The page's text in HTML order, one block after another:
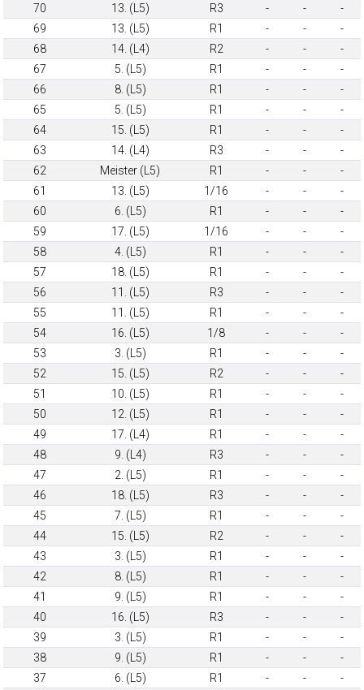
70
13. (L5) R3 - -
-
69
13. (L5) R1 - -
-
68
14. (L4) R2 - -
-
67
5. (L5) R1 - -
-
66
8. (L5) R1 - -
-
65
5. (L5) R1 - -
-
64
15. (L5) R1 - -
-
63
14. (L4) R3 - -
-
62
Meister (L5) R1 - -
-
61
13. (L5) 1/16 - -
-
60
6. (L5) R1 - -
-
59
17. (L5) 1/16 - -
-
58
4. (L5) R1 - -
-
57
18. (L5) R1 - -
-
56
11. (L5) R3 - -
-
55
11. (L5) R1 - -
-
54
16. (L5) 1/8 - -
-
53
3. (L5) R1 - -
-
52
15. (L5) R2 - -
-
51
10. (L5) R1 - -
-
50
12. (L5) R1 - -
-
49
17. (L4) R1 - -
-
48
9. (L4) R3 - -
-
47
2. (L5) R1 - -
-
46
18. (L5) R3 - -
-
45
7. (L5) R1 - -
-
44
15. (L5) R2 - -
-
43
3. (L5) R1 - -
-
42
8. (L5) R1 - -
-
41
9. (L5) R1 - -
-
40
16. (L5) R3 - -
-
39
3. (L5) R1 - -
-
38
9. (L5) R1 - -
-
37
6. (L5) R1 - -
-